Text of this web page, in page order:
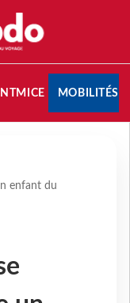
MICE MOBILITÉS
enfant du